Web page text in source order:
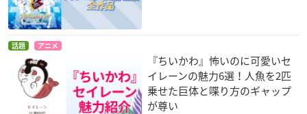
話題 アニメ
『ちいかわ』怖いのに可愛いセ
イレーンの魅力6選！人魚を2匹
乗せた巨体と喋り方のギャップ
が尊い